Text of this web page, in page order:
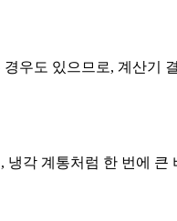
우도 있으므로, 계산기
각 계통처럼 한 번에